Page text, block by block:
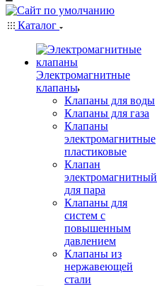
Каталог
Электромагнитные
клапаны
Клапаны для воды
Клапаны для газа
Клапаны
электромагнитные
пластиковые
Клапан
электромагнитный
для пара
Клапаны для
систем с
повышенным
давлением
Клапаны из
нержавеющей
стали